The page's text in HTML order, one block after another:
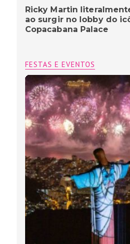
Ricky Martin
ao surgir no lobby do
Copacabana Palace
FESTAS E EVENTOS